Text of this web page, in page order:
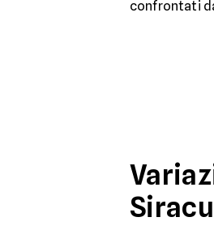
confrontati